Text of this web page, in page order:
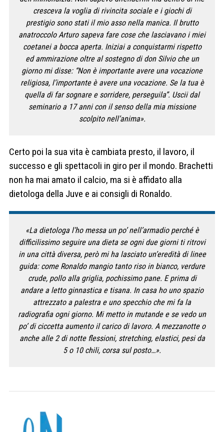
cresceva la voglia di rivincita sociale e i giochi di
prestigio sono stati il mio asso nella manica. Il brutto
anatroccolo Arturo sapeva fare cose che lasciavano i miei
coetanei a bocca aperta. Iniziai a conquistarmi rispetto
ed ammirazione oltre al sostegno di don Silvio che un
giorno mi disse: “Non è importante avere una vocazione
religiosa, l’importante è avere una vocazione. Se la tua è
quella di far sognare e sorridere, perseguila”. Uscii dal
seminario a 17 anni con il senso della mia missione
scolpito nell’anima».
Certo poi la sua vita è cambiata presto, il lavoro, il
successo e gli spettacoli in giro per il mondo. Brachetti
non ha mai amato il calcio, ma si è affidato alla
dietologa della Juve e ai consigli di Ronaldo.
«La dietologa l’ho messa un po’ nell’armadio perché è
difficilissimo seguire una dieta se ogni due giorni ti ritrovi
in una città diversa, però mi ha lasciato un’eredità di linee
guida: come Ronaldo mangio tanto riso in bianco, verdure
crude, pollo alla griglia, pochissimo pane. E prima di
andare a letto ginnastica e tisana. In casa ho uno spazio
attrezzato a palestra e uno specchio che mi fa la
radiografia ogni giorno. Mi metto in mutande e se vedo un
po’ di ciccetta aumento il carico di lavoro. A mezzanotte o
anche alle 2 di notte flessioni, stretching, elastici, pesi da
5 o 10 chili, corsa sul posto…».